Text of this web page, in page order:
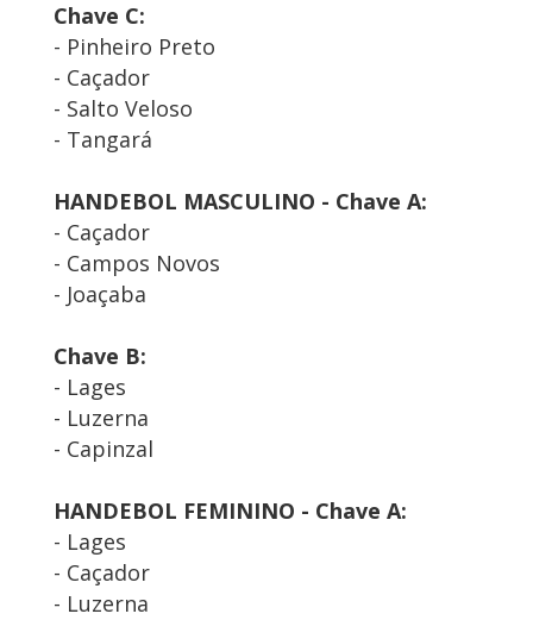
Chave C:
- Pinheiro Preto
- Caçador
- Salto Veloso
- Tangará
HANDEBOL MASCULINO - Chave A:
- Caçador
- Campos Novos
- Joaçaba
Chave B:
- Lages
- Luzerna
- Capinzal
HANDEBOL FEMININO - Chave A:
- Lages
- Caçador
- Luzerna